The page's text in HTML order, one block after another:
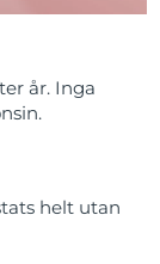
år. Inga
helt utan